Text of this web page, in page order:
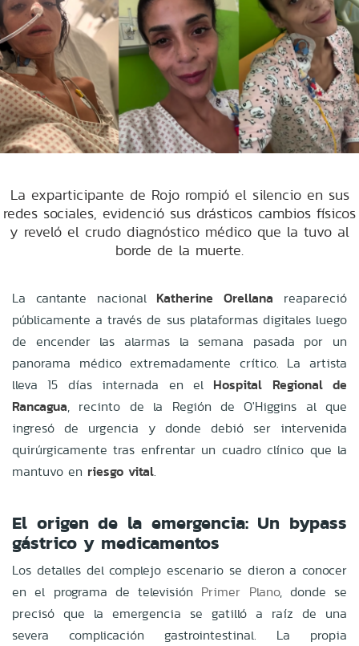
La exparticipante de Rojo rompió el silencio en sus
redes sociales, evidenció sus drásticos cambios físicos
y reveló el crudo diagnóstico médico que la tuvo al
borde de la muerte.
La cantante nacional Katherine Orellana reapareció
públicamente a través de sus plataformas digitales luego
de encender las alarmas la semana pasada por un
panorama médico extremadamente crítico. La artista
lleva 15 días internada en el Hospital Regional de
Rancagua, recinto de la Región de O'Higgins al que
ingresó de urgencia y donde debió ser intervenida
quirúrgicamente tras enfrentar un cuadro clínico que la
mantuvo en riesgo vital.
El origen de la emergencia: Un bypass
gástrico y medicamentos
Los detalles del complejo escenario se dieron a conocer
en el programa de televisión Primer Plano, donde se
precisó que la emergencia se gatilló a raíz de una
severa complicación gastrointestinal. La propia